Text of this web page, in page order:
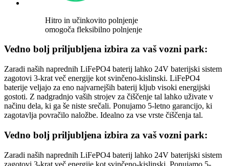
Hitro in učinkovito polnjenje
omogoča fleksibilno polnjenje
Vedno bolj priljubljena izbira za vaš vozni park:
Zaradi naših naprednih LiFePO4 baterij lahko 24V baterijski sistem
zagotovi 3-krat več energije kot svinčeno-kislinski. LiFePO4
baterije veljajo za eno najvarnejših baterij kljub visoki energijski
gostoti. Z nadgradnjo vaših strojev za čiščenje tal lahko uživate v
načinu dela, ki ga še niste srečali. Ponujamo 5-letno garancijo, ki
zagotavlja povračilo naložbe. Idealno za vse vrste čiščenja tal.
Vedno bolj priljubljena izbira za vaš vozni park:
Zaradi naših naprednih LiFePO4 baterij lahko 24V baterijski sistem
zagotovi 3-krat več energije kot svinčeno-kislinski. Ponujamo 5-